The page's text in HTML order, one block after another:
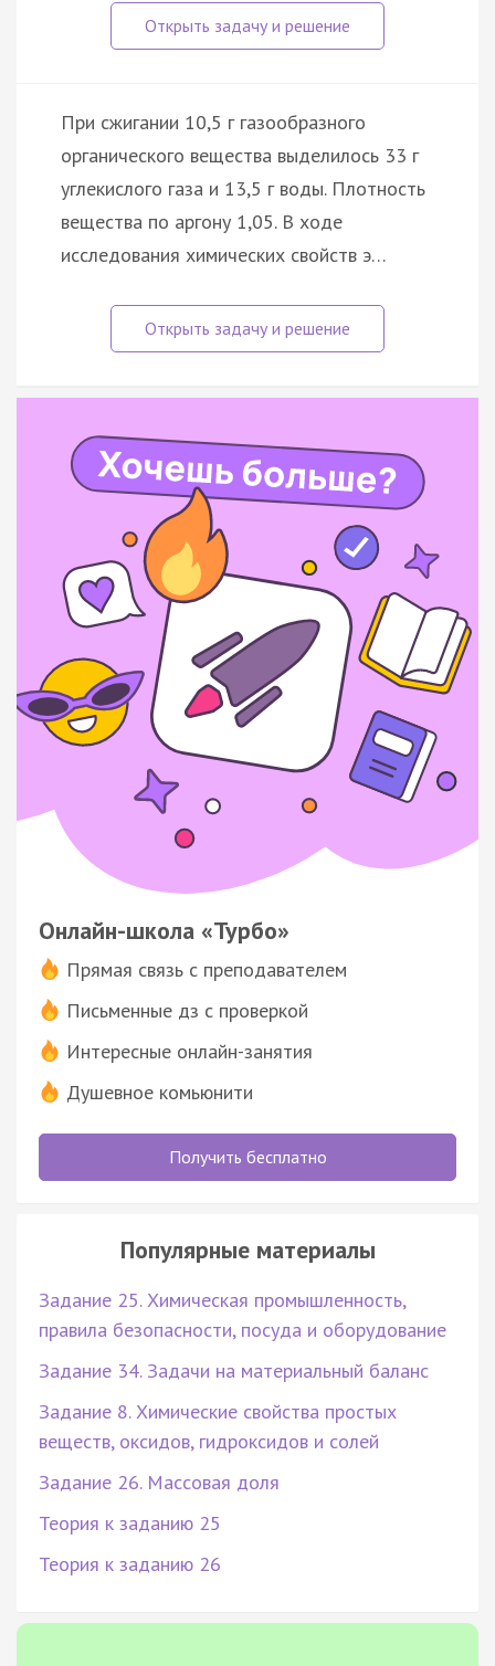
При сжигании 10,5 г газообразного
органического вещества выделилось 33 г
углекислого газа и 13,5 г воды. Плотность
вещества по аргону 1,05. В ходе
исследования химических свойств э…
Онлайн-школа «Турбо»
Прямая связь с преподавателем
Письменные дз с проверкой
Интересные онлайн-занятия
Душевное комьюнити
Получить бесплатно
Популярные материалы
Задание 25. Химическая промышленность,
правила безопасности, посуда и оборудование
Задание 34. Задачи на материальный баланс
Задание 8. Химические свойства простых
веществ, оксидов, гидроксидов и солей
Задание 26. Массовая доля
Теория к заданию 25
Теория к заданию 26